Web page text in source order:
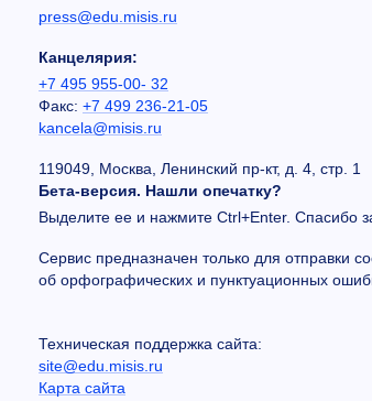
press@edu.misis.ru
Канцелярия:
+7 495 955-00- 32
Факс: +7 499 236-21-05
kancela@misis.ru
119049, Москва, Ленинский пр-кт, д. 4, стр. 1
Бета-версия. Нашли опечатку?
Выделите ее и нажмите Ctrl+Enter. Спасибо
Сервис предназначен только для отправки
об орфографических и пунктуационных
Техническая поддержка сайта:
site@edu.misis.ru
Карта сайта